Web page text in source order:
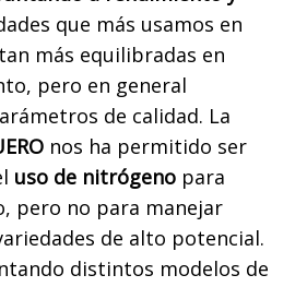
que más usamos en
más equilibradas en
pero en general
de calidad. La
nos ha permitido ser
uso de nitrógeno para
pero no para manejar
de alto potencial.
distintos modelos de